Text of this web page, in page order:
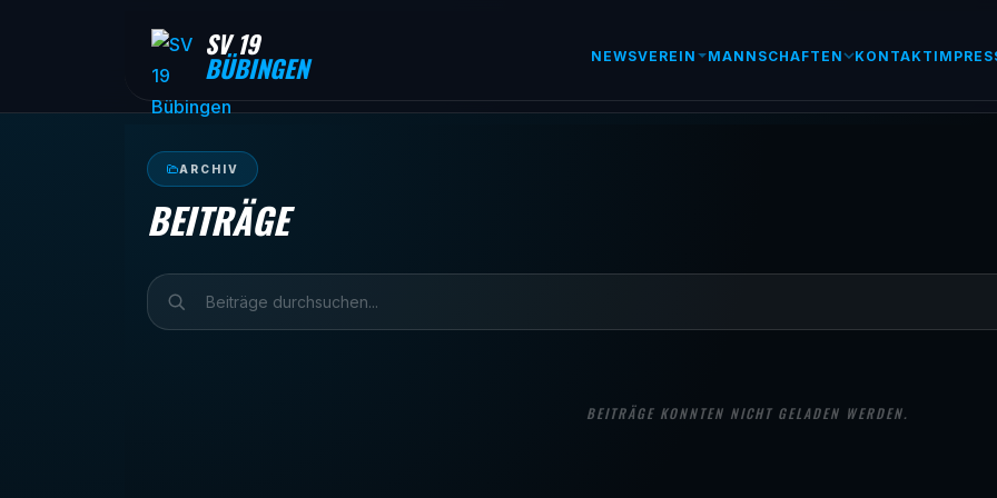
SV 19
BÜBINGEN NEWSVEREIN MANNSCHAFTEN KONTAKT
ARCHIV
BEITRÄGE
BEITRÄGE KONNTEN NICHT GELADEN WERDEN.